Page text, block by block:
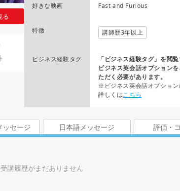
る
好きな映画 Fast and Furious
特徴 講師歴3年以上
ビジネス経験タグ
「ビジネス経験タグ」を閲
ビジネス英会話オプション
ただく必要があります。
※ビジネス英会話オプション
詳しくはこちら
ッセージ 日本語メッセージ 評価・
受講履歴がまだありません